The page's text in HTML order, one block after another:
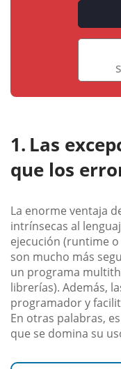
Las
que los
La enorme ventaja
intrínsecas al
ejecución (runtime
son mucho más
un programa
librerías). Además,
programador y
En otras palabras,
que se domina su